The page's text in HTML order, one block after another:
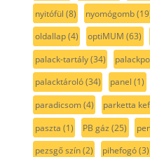
nyitófül (8) nyomógomb
oldallap(4) optiMUM (63)
palack-tartály(34)
palacktároló(34) panel (1)
paradicsom(4) parketta
paszta (1) PB gáz (25)
pezsgő szín(2) pihefogó(3)